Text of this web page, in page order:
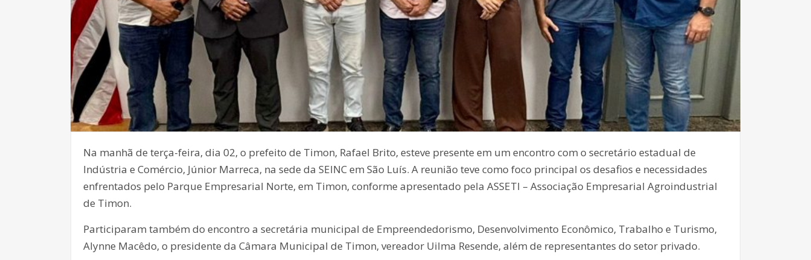
Na manhã de terça-feira, dia 02, o prefeito de Timon, Rafael Brito, esteve presente em um encontro com o secretário estadual de
Indústria e Comércio, Júnior Marreca, na sede da SEINC em São Luís. A reunião teve como foco principal os desafios e necessidades
enfrentados pelo Parque Empresarial Norte, em Timon, conforme apresentado pela ASSETI – Associação Empresarial Agroindustrial
de Timon.
Participaram também do encontro a secretária municipal de Empreendedorismo, Desenvolvimento Econômico, Trabalho e Turismo,
Alynne Macêdo, o presidente da Câmara Municipal de Timon, vereador Uilma Resende, além de representantes do setor privado.